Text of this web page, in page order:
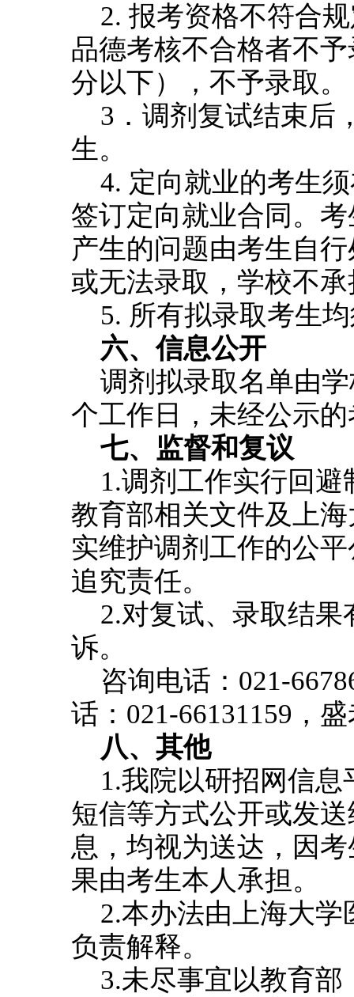
2. 报考资格不符合
品德考核不合格者不
分以下），不予录取。
3．调剂复试结束后
生。
4. 定向就业的考生
签订定向就业合同。
产生的问题由考生自
或无法录取，学校不
5. 所有拟录取考生
六、信息公开
调剂拟录取名单由
个工作日，未经公示
七、监督和复议
1.调剂工作实行回
教育部相关文件及上
实维护调剂工作的公
追究责任。
2.对复试、录取结
诉。
咨询电话：021-
话：021-66131159，
八、其他
1.我院以研招网信
短信等方式公开或发
息，均视为送达，因
果由考生本人承担。
2.本办法由上海大
负责解释。
3.未尽事宜以教育